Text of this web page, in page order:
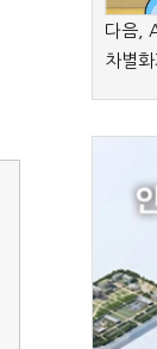
다음,
차별